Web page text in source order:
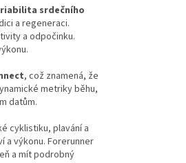
srdečního
a regeneraci.
a odpočinku.
, což znamená, že
metriky běhu,
datům.
cyklistiku, plavání a
a výkonu. Forerunner
a mít podrobný